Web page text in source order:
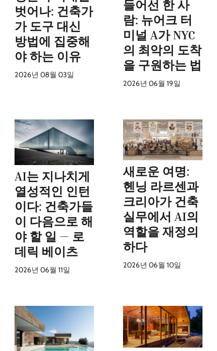
벗어나: 건축가
가 도구 대신
방법에 집중해
야 하는 이유
2026년 08월 03일
들어선 한 사
람: 뉴어크 터
미널 A가 NYC
의 최악의 도착
을 구원하는 법
2026년 06월 19일
AI는 지나치게
열성적인 인턴
이다: 건축가들
이 다음으로 해
야 할 일 — 로
데릭 베이츠
2026년 06월 11일
새로운 여명:
헨닝 라르센과
크리아가 건축
실무에서 AI의
역할을 재정의
하다
2026년 06월 10일